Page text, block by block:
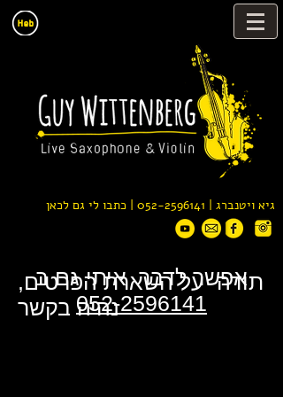
גיא ויטנברג | 052-2596141 | כתבו לי גם לכאן
תודה על השארת הפרטים,
נהיה בקשר
אפשר לדבר איתי גם ב
052-2596141